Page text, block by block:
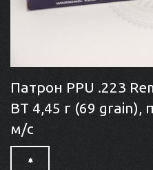
Патрон PPU .223
BT 4,45 г (69 grain),
м/с